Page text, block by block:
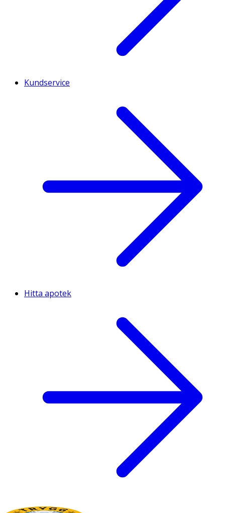
Kundservice
Hitta apotek